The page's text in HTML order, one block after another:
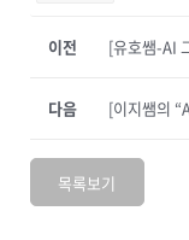
이전 [유호쌤-AI
다음
목록보기